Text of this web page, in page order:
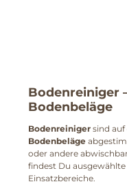
Bodenreiniger
Bodenbeläge
Bodenreiniger sind
Bodenbeläge
oder andere
findest Du
Einsatzbereiche.